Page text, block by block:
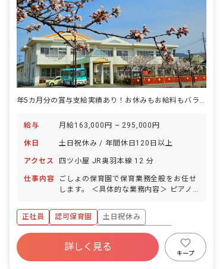
給与 月給163,000円 ~ 295,000円
休日 土日祝休み / 年間休日120日以上
アクセス 四ツ小屋 JR奥羽本線 12 分
仕事内容
ごしょの保育園で保育業務全般をお任せ
します。 ＜具体的な業務内容＞ ピアノ
作成 壁面制作 外遊び 園外へのお散歩
正社員 認可保育園
土日祝休み
ボーナス・賞与あり
年間休日120日以上
寮・住宅・家賃補助あり
社会保険完備
詳しく見る
キープ